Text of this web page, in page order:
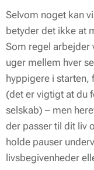
Selvom noget kan
betyder det ikke at
Som regel arbejder
uger mellem hver
hyppigere i starten,
(det er vigtigt at du
selskab) – men
der passer til dit liv
holde pauser
livsbegivenheder